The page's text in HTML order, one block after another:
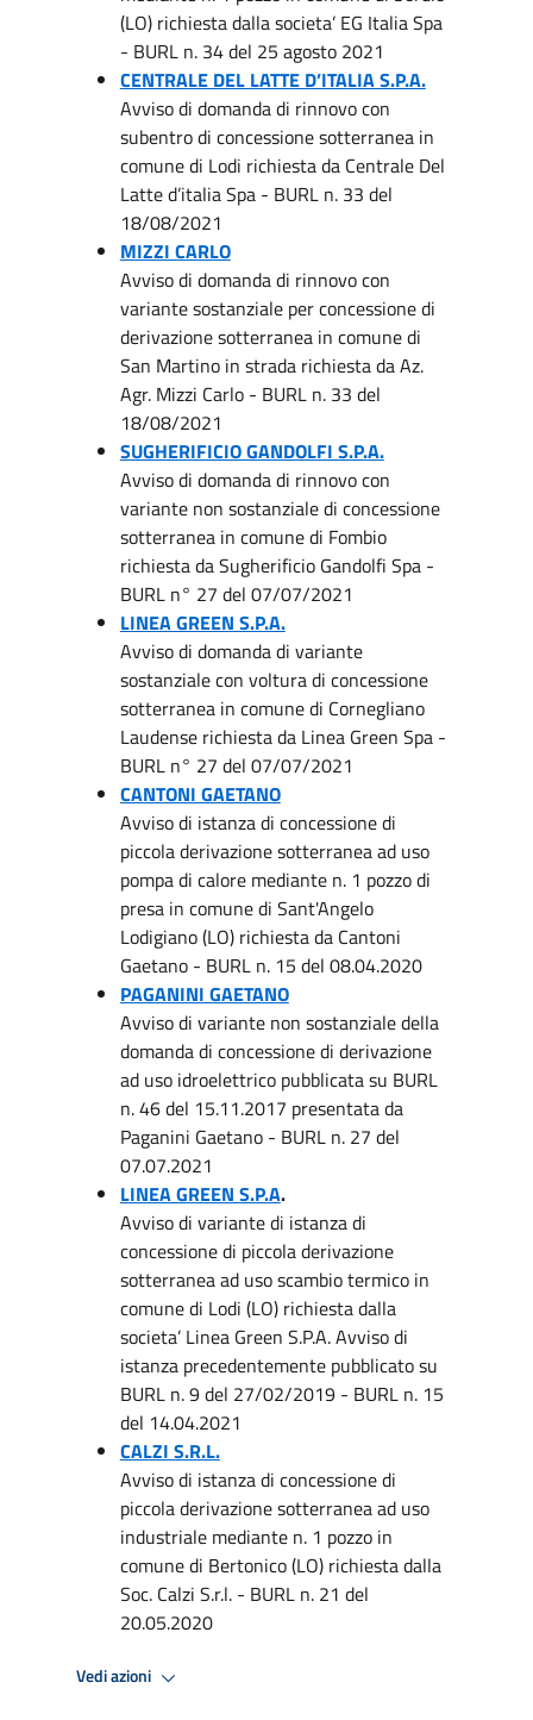
(LO) richiesta dalla societa’ EG Italia Spa
- BURL n. 34 del 25 agosto 2021
CENTRALE DEL LATTE D’ITALIA S.P.A.
Avviso di domanda di rinnovo con
subentro di concessione sotterranea in
comune di Lodi richiesta da Centrale Del
Latte d’italia Spa - BURL n. 33 del
18/08/2021
MIZZI CARLO
Avviso di domanda di rinnovo con
variante sostanziale per concessione di
derivazione sotterranea in comune di
San Martino in strada richiesta da Az.
Agr. Mizzi Carlo - BURL n. 33 del
18/08/2021
SUGHERIFICIO GANDOLFI S.P.A.
Avviso di domanda di rinnovo con
variante non sostanziale di concessione
sotterranea in comune di Fombio
richiesta da Sugherificio Gandolfi Spa -
BURL n° 27 del 07/07/2021
LINEA GREEN S.P.A.
Avviso di domanda di variante
sostanziale con voltura di concessione
sotterranea in comune di Cornegliano
Laudense richiesta da Linea Green Spa -
BURL n° 27 del 07/07/2021
CANTONI GAETANO
Avviso di istanza di concessione di
piccola derivazione sotterranea ad uso
pompa di calore mediante n. 1 pozzo di
presa in comune di Sant'Angelo
Lodigiano (LO) richiesta da Cantoni
Gaetano - BURL n. 15 del 08.04.2020
PAGANINI GAETANO
Avviso di variante non sostanziale della
domanda di concessione di derivazione
ad uso idroelettrico pubblicata su BURL
n. 46 del 15.11.2017 presentata da
Paganini Gaetano - BURL n. 27 del
07.07.2021
LINEA GREEN S.P.A.
Avviso di variante di istanza di
concessione di piccola derivazione
sotterranea ad uso scambio termico in
comune di Lodi (LO) richiesta dalla
societa’ Linea Green S.P.A. Avviso di
istanza precedentemente pubblicato su
BURL n. 9 del 27/02/2019 - BURL n. 15
del 14.04.2021
CALZI S.R.L.
Avviso di istanza di concessione di
piccola derivazione sotterranea ad uso
industriale mediante n. 1 pozzo in
comune di Bertonico (LO) richiesta dalla
Soc. Calzi S.r.l. - BURL n. 21 del
20.05.2020
Vedi azioni